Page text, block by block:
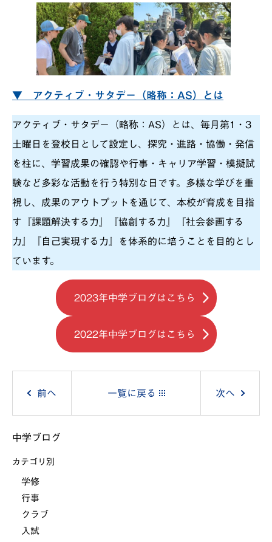
▼ アクティブ・サタデー（略称：AS）とは
アクティブ・サタデー（略称：AS）とは、毎月第1・3
土曜日を登校日として設定し、探究・進路・協働・発信
を柱に、学習成果の確認や行事・キャリア学習・模擬試
験など多彩な活動を行う特別な日です。多様な学びを重
視し、成果のアウトプットを通じて、本校が育成を目指
す『課題解決する力』『協創する力』『社会参画する
力』『自己実現する力』を体系的に培うことを目的とし
ています。
2023年中学ブログはこちら
2022年中学ブログはこちら
稿
ナ
ゲ
ー
前へ 一覧に戻る 次へ
中学ブログ
カテゴリ別
学修
行事
クラブ
入試